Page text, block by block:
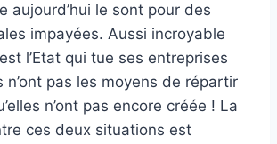
aujourd’hui le sont pour des
impayées. Aussi incroyable
l’Etat qui tue ses entreprises
n’ont pas les moyens de répartir
n’ont pas encore créée ! La
ces deux situations est